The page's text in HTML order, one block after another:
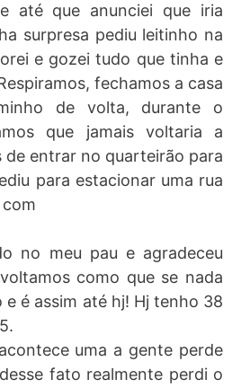
até que anunciei que iria
surpresa pediu leitinho na
e gozei tudo que tinha e
fechamos a casa
de volta, durante o
que jamais voltaria a
de entrar no quarteirão para
para estacionar uma rua
no meu pau e agradeceu
como que se nada
é assim até hj! Hj tenho 38
uma a gente perde
fato realmente perdi o